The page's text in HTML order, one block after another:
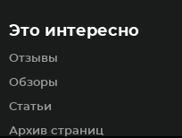
Это интересно
Отзывы
Обзоры
Статьи
Архив страниц